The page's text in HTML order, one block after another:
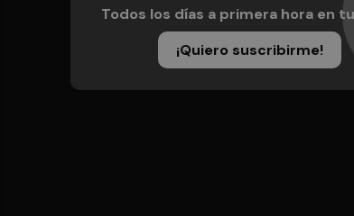
Todos los días a primera hora en
¡Quiero suscribirme!